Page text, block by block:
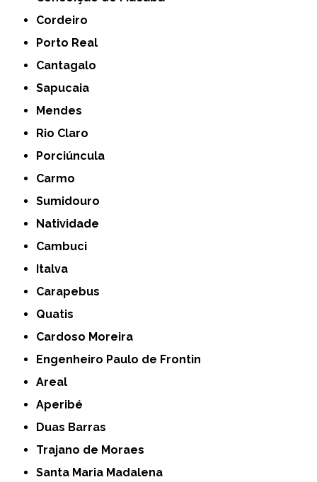
Cordeiro
Porto Real
Cantagalo
Sapucaia
Mendes
Rio Claro
Porciúncula
Carmo
Sumidouro
Natividade
Cambuci
Italva
Carapebus
Quatis
Cardoso Moreira
Engenheiro Paulo de Frontin
Areal
Aperibé
Duas Barras
Trajano de Moraes
Santa Maria Madalena